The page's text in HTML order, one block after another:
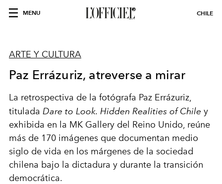
MENU CHILE
ARTE Y CULTURA
Paz Errázuriz, atreverse a mirar
La retrospectiva de la fotógrafa Paz Errázuriz,
titulada Dare to Look. Hidden Realities of Chile y
exhibida en la MK Gallery del Reino Unido, reúne
más de 170 imágenes que documentan medio
siglo de vida en los márgenes de la sociedad
chilena bajo la dictadura y durante la transición
democrática.